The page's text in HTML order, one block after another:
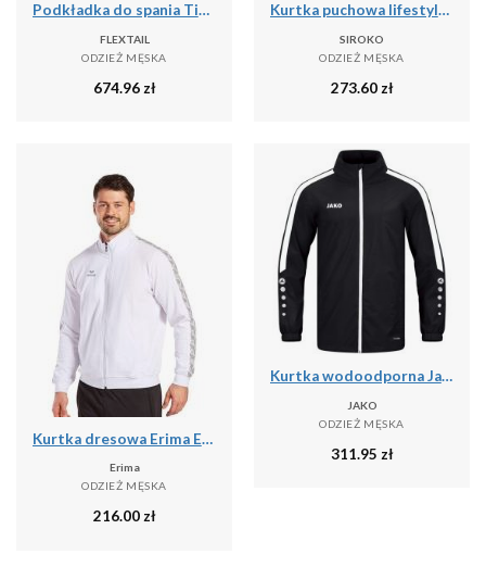
Podkładka do spania Tiny R03 AVS | Materac kempingowy | R Value 3.0
FLEXTAIL
ODZIEŻ MĘSKA
674.96 zł
Kurtka puchowa lifestyle męska Barent
SIROKO
ODZIEŻ MĘSKA
273.60 zł
Kurtka dresowa Erima Essential Team
Erima
ODZIEŻ MĘSKA
216.00zł
Kurtka wodoodporna Jako Power
JAKO
ODZIEŻ MĘSKA
311.95 zł